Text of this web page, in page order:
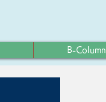
B-Column